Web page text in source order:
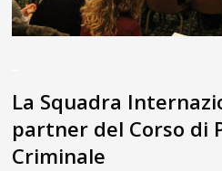
La Squadra
partner del Corso di
Criminale